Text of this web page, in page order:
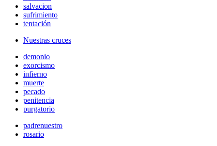
salvacion
sufrimiento
tentación
Nuestras cruces
demonio
exorcismo
infierno
muerte
pecado
penitencia
purgatorio
padrenuestro
rosario